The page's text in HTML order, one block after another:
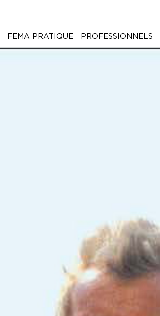
FEMA PRATIQUE PROFESSIONNELS